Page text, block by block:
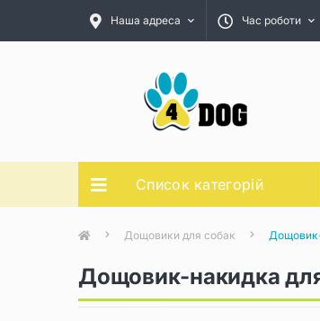
Наша адреса Час роботи
Список категорій
Дощовики для собак
Дощовик-накидка